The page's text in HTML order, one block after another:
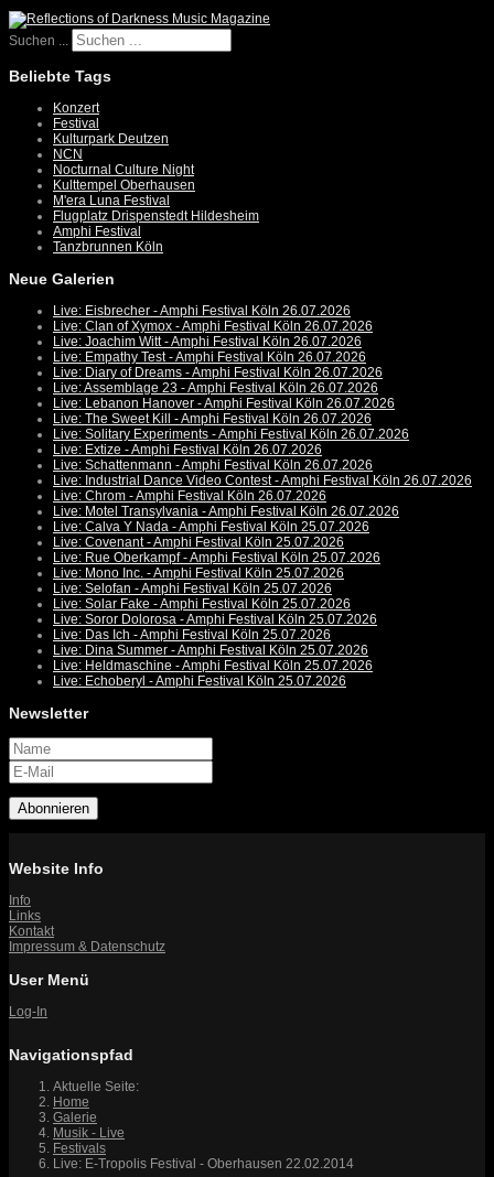
Suchen ...
Beliebte Tags
Konzert
Festival
Kulturpark Deutzen
NCN
Nocturnal Culture Night
Kulttempel Oberhausen
M'era Luna Festival
Flugplatz Drispenstedt Hildesheim
Amphi Festival
Tanzbrunnen Köln
Neue Galerien
Live: Eisbrecher - Amphi Festival Köln 26.07.2026
Live: Clan of Xymox - Amphi Festival Köln 26.07.2026
Live: Joachim Witt - Amphi Festival Köln 26.07.2026
Live: Empathy Test - Amphi Festival Köln 26.07.2026
Live: Diary of Dreams - Amphi Festival Köln 26.07.2026
Live: Assemblage 23 - Amphi Festival Köln 26.07.2026
Live: Lebanon Hanover - Amphi Festival Köln 26.07.2026
Live: The Sweet Kill - Amphi Festival Köln 26.07.2026
Live: Solitary Experiments - Amphi Festival Köln 26.07.2026
Live: Extize - Amphi Festival Köln 26.07.2026
Live: Schattenmann - Amphi Festival Köln 26.07.2026
Live: Industrial Dance Video Contest - Amphi Festival Köln 26.07.2026
Live: Chrom - Amphi Festival Köln 26.07.2026
Live: Motel Transylvania - Amphi Festival Köln 26.07.2026
Live: Calva Y Nada - Amphi Festival Köln 25.07.2026
Live: Covenant - Amphi Festival Köln 25.07.2026
Live: Rue Oberkampf - Amphi Festival Köln 25.07.2026
Live: Mono Inc. - Amphi Festival Köln 25.07.2026
Live: Selofan - Amphi Festival Köln 25.07.2026
Live: Solar Fake - Amphi Festival Köln 25.07.2026
Live: Soror Dolorosa - Amphi Festival Köln 25.07.2026
Live: Das Ich - Amphi Festival Köln 25.07.2026
Live: Dina Summer - Amphi Festival Köln 25.07.2026
Live: Heldmaschine - Amphi Festival Köln 25.07.2026
Live: Echoberyl - Amphi Festival Köln 25.07.2026
Newsletter
Abonnieren
Website Info
Info
Links
Kontakt
Impressum & Datenschutz
User Menü
Log-In
Navigationspfad
Aktuelle Seite:
Home
Galerie
Musik - Live
Festivals
Live: E-Tropolis Festival - Oberhausen 22.02.2014